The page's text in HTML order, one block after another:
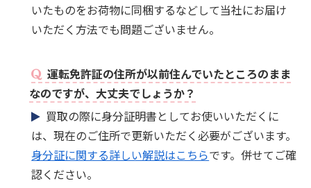
いたものをお荷物に同梱するなどして当社にお届け
いただく方法でも問題ございません。
運転免許証の住所が以前住んでいたところのまま
なのですが、大丈夫でしょうか？
買取の際に身分証明書としてお使いいただくに
は、現在のご住所で更新いただく必要がございます。
身分証に関する詳しい解説はこちらです。併せてご確
認ください。